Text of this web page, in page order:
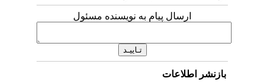
ارسال پیام به نویسنده مسئول
بازنشر اطلاعات